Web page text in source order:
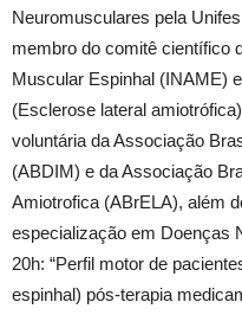
Neuromusculares pela
membro do comitê científico
Muscular Espinhal (INAME)
(Esclerose lateral
voluntária da Associação
(ABDIM) e da Associação
Amiotrofica (ABrELA), além
especialização em Doenças
20h: “Perfil motor de
espinhal) pós-terapia